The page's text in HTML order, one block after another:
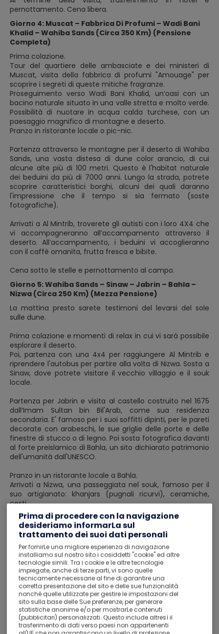
pernottamento. Cena libera.
Giorno 4: Muscat – Fabbrica Di Profumi – Wadi Bani
Khalid – Wahiba Sands (Circa 350 Km) (Pensione
Completa)
Prima colazione.
Tour del quartiere delle ambasciate e dei ministeri di
Muscat, visita della fabbrica di profumi "Amouage" per
scoprire i segreti di queste mitiche fragranze.
Proseguimento verso Wadi Bani Khalid, un’oasi con un
bacino naturale situato in una valle stretta e molto verde.
Possibilità di nuotare in acqua calda turchese, con un
paesaggio magnifico di montagne e deserto.
Pranzo in ristorante locale o pic-nic.
Partenza attraverso le montagne per il deserto di Wahiba
Sands, una vasta distesa di dune color arancio, di cui
alcune alte più di 100 metri. Questo è l'habitat naturale
dei beduini da più di 7000 anni. Lungo la strada, potrete
scoprire caratteristici borghi, alcuni dei quali daranno
l'impressione che il tempo si sia fermato (soste
fotografiche).
Arrivati a Al Mintrib, troverete gli autisti con i loro 4X4 che
vi accompagneranno all’accampamento attraverso il
deserto. All’accampamento, i beduini vi accoglieranno
con il caffè omanita, frutta fresca e bibite.
Cena sotto le stelle e pernottamento al campo.
Giorno 5: Wahiba Sands – Sinaw – Jabrin – Bahla –
Nizwa (Circa 250 Km) (Mezza Pensione)
La mattina presto sarete testimoni del levarsi del sole
sulle dune.
Prima colazione e momenti di relax in cui vi sarà possibile
esplorare il deserto.
Poi, partenza con una 4x4 per raggiungere Al Mintrib e
riprendere l'autobus per partire alla volta di Nizwa. Sosta a
Sinaw, dove potrete visitare il vecchio villaggio e il souk
locale.
Partenza per Jabrin e visita al castello costruito nel 1675
dall’Imam Sultan bin Bil'Arab, come sua residenza
secondaria. E' famoso per i suoi soffitti dipinti, per le pareti
decorate con arabeschi, le sue griglie delle porte e delle
finestre di stucco o di legno. Poi sosta fotografica davanti
al forte preislamico di Bahla, un sito dichiarato patrimonio
dell'umanità dall'UNESCO.
Pranzo in un ristorante locale a Bahla.
Arrivati a Nizwa, una passeggiata nel souk, famoso per il
suo artigianato: khanjars (pugnali ricurvi), ceramiche,
cesti ...
Rientro in hotel, cena libera e pernottamento.
Giorno 6: Nizwa – Al Hamra – Misfah – Djebel Shams –
Muscat (Circa 230 Km) (Mezza Pensione)
Prima colazione.
Partenza per visitare Nizwa, capitale dell’interno e culla
dell'Islam nel Sultanato di Oman. E‘ stata la capitale di
molti imam e godette di un periodo di prosperità durante
il regno della dinastia di Ya'ruba, al potere nel paese dal
1624 al 1744. Ha una delle più antiche moschee del
mondo (non visitabile). Visita del forte e della a sua torre
di guardia e visita del mercato del bestiame, dove
Prima di procedere con la navigazione
desideriamo informarLa sul
trattamento dei suoi dati personali
Per fornirLe una migliore esperienza di navigazione
installiamo sul nostro sito i cosiddetti "cookie" ed altre
tecnologie simili. Tra i cookie e le altre tecnologie
impiegate, anche di terze parti, vi sono quelle
tecnicamente necessarie al fine di garantire una
corretta presentazione del sito e delle sue funzionalità
nonché quelle utilizzate per gestire le impostazioni del
sito sulla base delle Sue preferenze, per generare
statistiche anonime e/o per mostrarLe contenuti
(pubblicitari) personalizzati. Questo include altresì il
trasferimento di dati verso paesi non appartenenti